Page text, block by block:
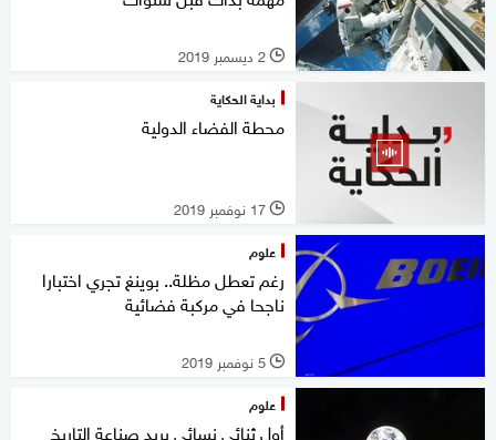
l 2 ديسمبر 2019
بداية الحكاية
محطة الفضاء الدولية
l 17 نوفمبر 2019
علوم
رغم تعطل مظلة.. بوينغ تجري اختبارا
ناجحا في مركبة فضائية
l 5 نوفمبر 2019
علوم
أول ثنائي نسائي يريد صناعة التاريخ